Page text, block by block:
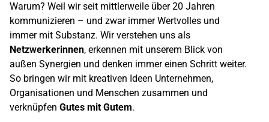
Warum? Weil wir seit mittlerweile über 20 Jahren
kommunizieren – und zwar immer Wertvolles und
immer mit Substanz. Wir verstehen uns als
Netzwerkerinnen, erkennen mit unserem Blick von
außen Synergien und denken immer einen Schritt weiter.
So bringen wir mit kreativen Ideen Unternehmen,
Organisationen und Menschen zusammen und
verknüpfen Gutes mit Gutem.